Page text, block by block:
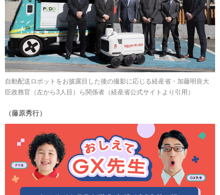
自動配送ロボットをお披露目した後の撮影に応じる経産省・加藤明良大
臣政務官（左から3人目）ら関係者（経産省公式サイトより引用）
（藤原秀行）